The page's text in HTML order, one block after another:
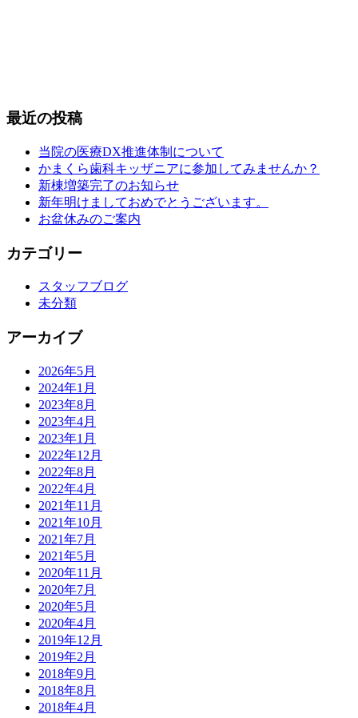
最近の投稿
当院の医療DX推進体制について
かまくら歯科キッザニアに参加してみませんか？
新棟増築完了のお知らせ
新年明けましておめでとうございます。
お盆休みのご案内
カテゴリー
スタッフブログ
未分類
アーカイブ
2026年5月
2024年1月
2023年8月
2023年4月
2023年1月
2022年12月
2022年8月
2022年4月
2021年11月
2021年10月
2021年7月
2021年5月
2020年11月
2020年7月
2020年5月
2020年4月
2019年12月
2019年2月
2018年9月
2018年8月
2018年4月